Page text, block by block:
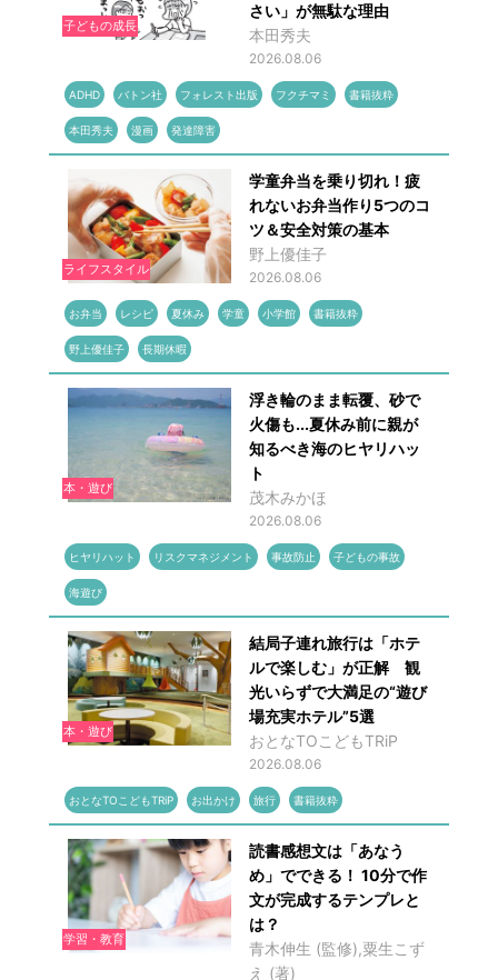
子どもの成長
さい」が無駄な理由
本田秀夫
2026.08.06
ADHD バトン社 フォレスト出版 フクチマミ 書籍抜粋
本田秀夫 漫画 発達障害
ライフスタイル
学童弁当を乗り切れ！疲
れないお弁当作り5つのコ
ツ＆安全対策の基本
野上優佳子
2026.08.06
お弁当 レシピ 夏休み 学童 小学館 書籍抜粋
野上優佳子 長期休暇
本・遊び
浮き輪のまま転覆、砂で
火傷も...夏休み前に親が
知るべき海のヒヤリハッ
ト
茂木みかほ
2026.08.06
ヒヤリハット リスクマネジメント 事故防止 子どもの事故
海遊び
本・遊び
結局子連れ旅行は「ホテ
ルで楽しむ」が正解 観
光いらずで大満足の“遊び
場充実ホテル”5選
おとなTOこどもTRiP
2026.08.06
おとなTOこどもTRiP お出かけ 旅行 書籍抜粋
学習・教育
読書感想文は「あなう
め」でできる！ 10分で作
文が完成するテンプレと
は？
青木伸生 (監修),粟生こず
え (著)